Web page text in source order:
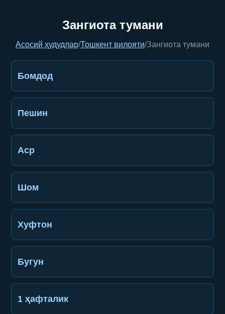
Зангиота тумани
Асосий ҳудудлар/Тошкент вилояти/Зангиота тумани
Бомдод
Пешин
Аср
Шом
Хуфтон
Бугун
1 ҳафталик